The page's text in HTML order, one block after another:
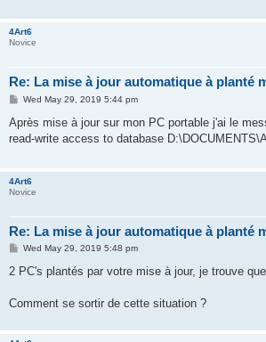
4Art6
Novice
Re: La mise à jour automatique à planté
P
s
Wed May 29, 2019 5:44 pm
Après mise à jour sur mon PC portable j'ai le
read-write access to database
4Art6
Novice
Re: La mise à jour automatique à planté
P
s
Wed May 29, 2019 5:48 pm
2 PC's plantés par votre mise à jour, je trouve
Comment se sortir de cette situation ?